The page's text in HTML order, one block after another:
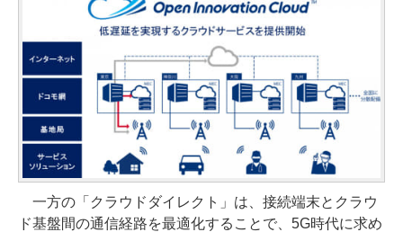
一方の「クラウドダイレクト」は、接続端末とクラウ
ド基盤間の通信経路を最適化することで、5G時代に求め